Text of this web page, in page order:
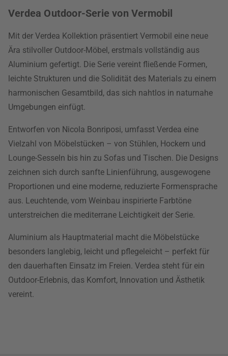
Verdea Outdoor-Serie von Vermobil
Mit der Verdea Kollektion präsentiert Vermobil eine neue
Ära stilvoller Outdoor-Möbel, erstmals vollständig aus
Aluminium gefertigt. Die Serie vereint fließende Formen,
leichte Strukturen und die Solidität des Materials zu einem
harmonischen Gesamtbild, das sich nahtlos in naturnahe
Umgebungen einfügt.
Entworfen von Nicola Bonriposi, umfasst Verdea eine
Vielzahl von Möbelstücken – von Stühlen, Hockern und
Lounge-Sesseln bis hin zu Sofas und Tischen. Die Designs
zeichnen sich durch sanfte Linienführung, ausgewogene
Proportionen und eine moderne, reduzierte Formensprache
aus. Leuchtende, vom Weinbau inspirierte Farbtöne
unterstreichen die mediterrane Leichtigkeit der Serie.
Aluminium als Hauptmaterial macht die Möbelstücke
besonders langlebig, leicht und pflegeleicht – perfekt für
den dauerhaften Einsatz im Freien. Verdea steht für ein
Outdoor-Erlebnis, das Komfort, Innovation und Ästhetik
vereint.